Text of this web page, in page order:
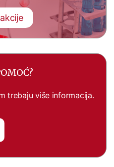
trebaju više informacija.